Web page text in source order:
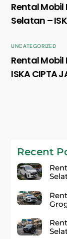
Rental
Selatan –
UNCATEGORIZED
Rental
ISKA CIPTA
Recent